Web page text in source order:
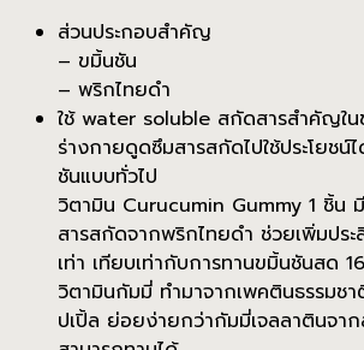
ส่วนประกอบสำคัญ
– ขมิ้นชัน
– พริกไทยดำ
ใช้ water soluble สกัดสารสำคัญใน
ร่างกายดูดซึมสารสกัดไปใช้ประโยช
ชันแบบทั่วไป
วิตามิน Curucumin Gummy 1 ชิ้น
สารสกัดจากพริกไทยดำ ช่วยเพิ่มปร
เท่า เทียบเท่ากับการทานขมิ้นชันสด
วิตามินกัมมี่ ทำมาจากเพคตินธรรมชา
ปเปิ้ล ย่อยง่ายกว่ากัมมี่เจลลาตินจา